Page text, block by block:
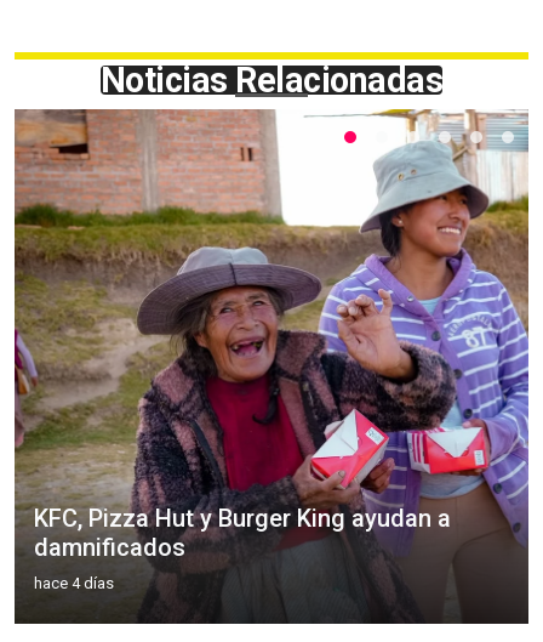
Noticias Relacionadas
KFC, Pizza Hut y Burger King ayudan a
damnificados
hace 4 días